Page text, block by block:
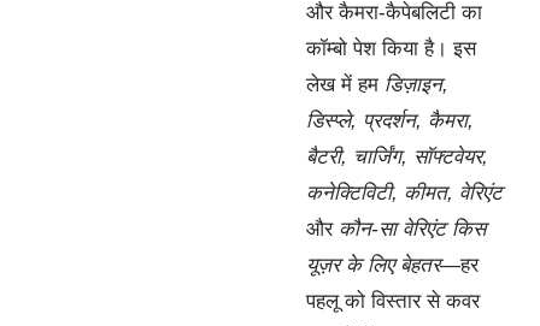
और कैमरा-कैपेबलिटी का
कॉम्बो पेश किया है। इस
लेख में हम डिज़ाइन,
डिस्प्ले, प्रदर्शन, कैमरा,
बैटरी, चार्जिंग, सॉफ्टवेयर,
कनेक्टिविटी, कीमत, वेरिएंट
और कौन-सा वेरिएंट किस
यूज़र के लिए बेहतर—हर
पहलू को विस्तार से कवर